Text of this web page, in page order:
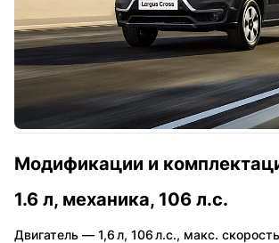
Модификации и
1.6 л, механика, 106 л.с.
Двигатель — 1,6 л, 106 л.с., макс.